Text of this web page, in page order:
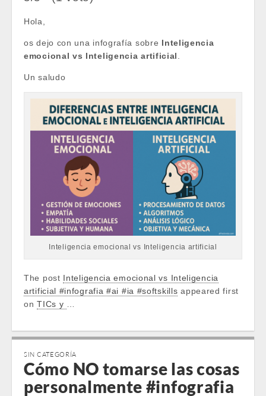
Hola,
os dejo con una infografía sobre Inteligencia
emocional vs Inteligencia artificial.
Un saludo
Inteligencia emocional vs Inteligencia artificial
The post Inteligencia emocional vs Inteligencia
artificial #infografia #ai #ia #softskills appeared first
onTICs y
SIN CATEGORÍA
Cómo NO tomarse las cosas
personalmente #infografia